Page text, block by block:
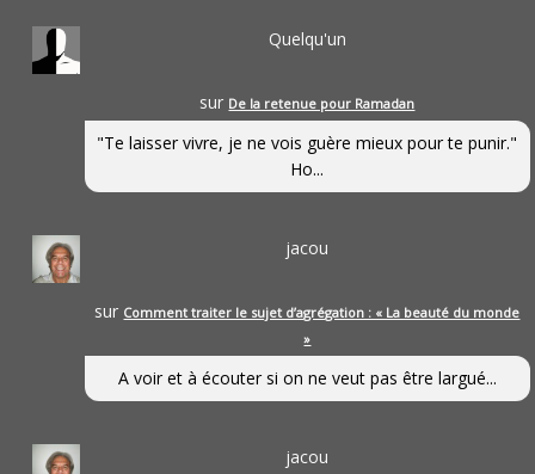
Quelqu'un
sur De la retenue pour Ramadan
"Te laisser vivre, je ne vois guère mieux pour te punir."
Ho...
jacou
sur Comment traiter le sujet d’agrégation : « La beauté du monde
»
A voir et à écouter si on ne veut pas être largué...
jacou